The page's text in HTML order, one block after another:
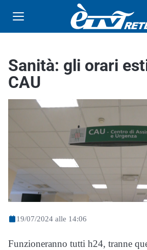
Sanità: gli orari
CAU
19/07/2024 alle 14:06
Funzioneranno tutti h24, tranne